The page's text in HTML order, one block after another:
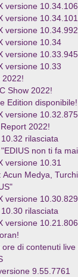
versione
versione
versione
versione 10.34
versione
versione 10.33
2022!
Show 2022!
Edition disponibile!
versione
2022!
rilasciata
non ti fa
versione 10.31
Acun Medya,
versione
rilasciata
versione
di contenuti
9.55.7761